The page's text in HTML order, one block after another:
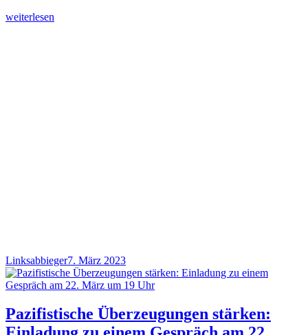
weiterlesen
Linksabbieger7. März 2023
Pazifistische Überzeugungen stärken: